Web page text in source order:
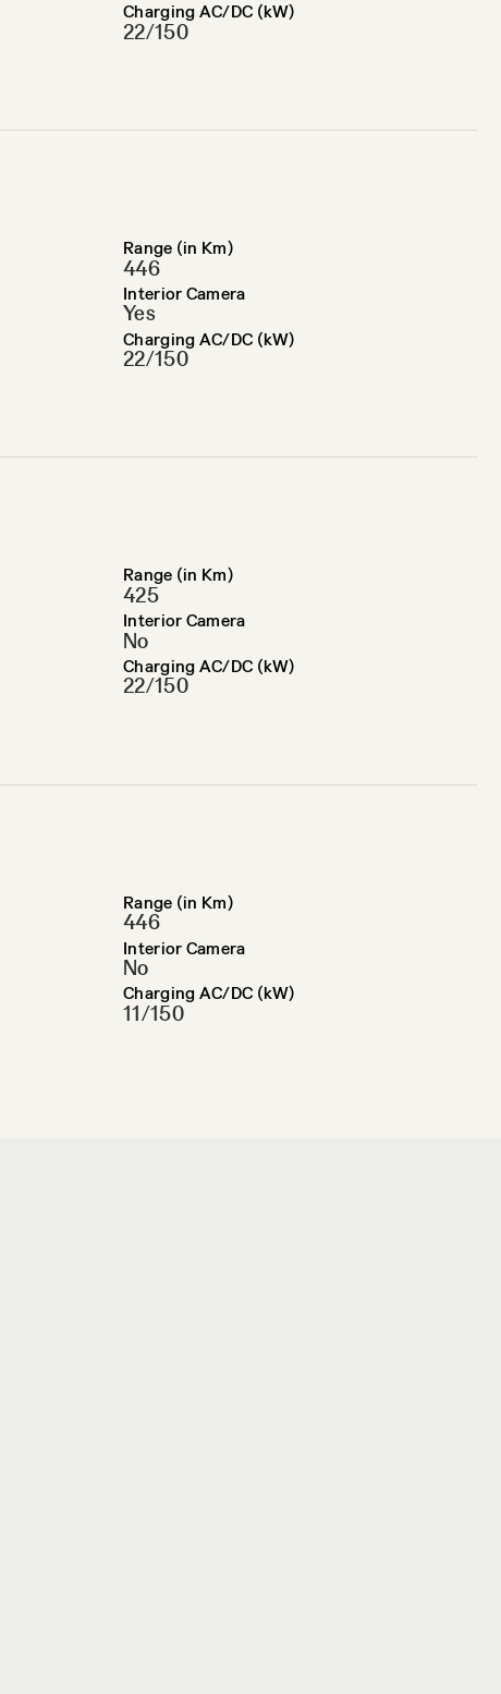
Charging AC/DC (kW)
22/150
Range (in Km)
446
Interior Camera
Yes
Charging AC/DC (kW)
22/150
Range (in Km)
425
Interior Camera
No
Charging AC/DC (kW)
22/150
Range (in Km)
446
Interior Camera
No
Charging AC/DC (kW)
11/150